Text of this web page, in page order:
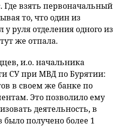
взять первоначальный
то, что один из
у руля отделения одного из
же отпала.
и.о. начальника
СУ при МВД по Бурятии:
в своем же банке по
Это позволило ему
деятельность, в
было получено более 1